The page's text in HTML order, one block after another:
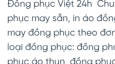
Đồng phục Việt 24h
phục may sẵn, in áo
may đồng phục theo
loại đồng phục: đồng
phục áo thun, đồng